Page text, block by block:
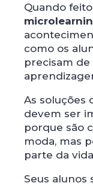
Quando
como os
precisam de
As soluções
devem ser
porque são
moda, mas
parte da
Seus alunos